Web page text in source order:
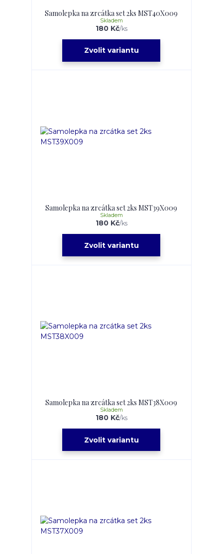
Samolepka na zrcátka set 2ks MST40X009
180 Kč/ks
Skladem
Zvolit variantu
Samolepka na zrcátka set 2ks MST39X009
180 Kč/ks
Skladem
Zvolit variantu
Samolepka na zrcátka set 2ks MST38X009
180 Kč/ks
Skladem
Zvolit variantu